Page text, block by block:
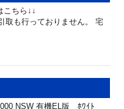
ちら↓↓
取も行っておりません。 宅
NSW 有機EL版 ﾎﾜｲﾄ